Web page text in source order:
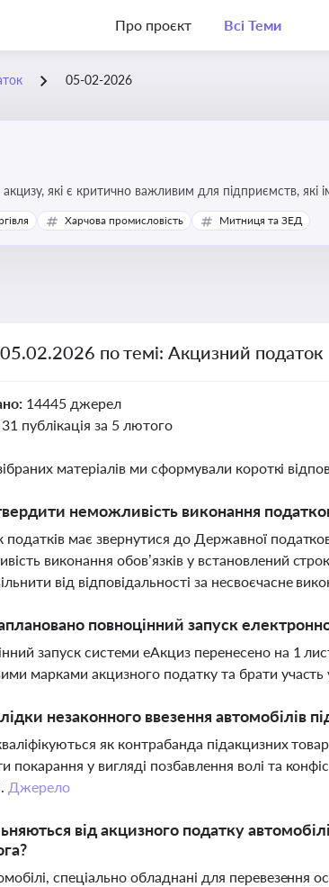
Про проєкт Всі Теми
05-02-2026
які є критично важливим для підприємств, які
штрафів та ефективного податкового планування.
Харчова промисловість Митниця та ЗЕД
по темі: Акцизний податок
14445 джерел
31 публікація за 5 лютого
матеріалів ми сформували короткі
неможливість виконання
податків має звернутися до Державної
виконання обов’язків у встановлений
від відповідальності за несвоєчасне
повноцінний запуск
запуск системи еАкциз перенесено на 1
марками акцизного податку та брати
незаконного ввезення автомобілів
кваліфікуються як контрабанда підакцизних
покарання у вигляді позбавлення волі та
Джерело
від акцизного податку
спеціально обладнані для перевезення